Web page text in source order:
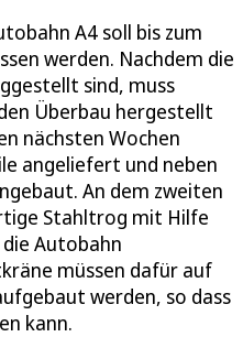
A4 soll bis zum
werden. Nachdem die
sind, muss
Überbau hergestellt
nächsten Wochen
angeliefert und neben
An dem zweiten
Stahltrog mit Hilfe
Autobahn
müssen dafür auf
werden, so dass
kann.